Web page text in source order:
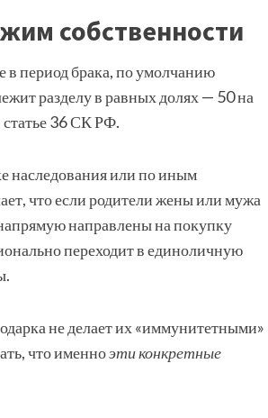
собственности
в период брака, по умолчанию
разделу в равных долях — 50 на
статье 36 СК РФ.
наследования или по иным
что если родители жены или мужа
направлены на покупку
переходит в единоличную
не делает их «иммунитетными»
что именноэти конкретные